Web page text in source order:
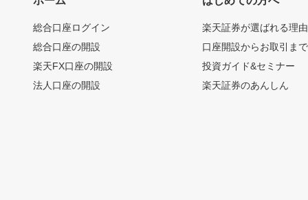
総合口座ログイン
総合口座の開設
楽天FX口座の開設
法人口座の開設
楽天証券が選ばれる理由
口座開設からお取引ま
投資ガイド&セミナー
楽天証券のあんしん